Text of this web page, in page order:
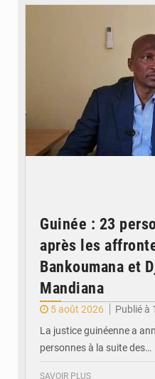
Guinée : 23
après les
Bankoumana et
Mandiana
5 août 2026
Publié à
La justice guinéenne a
personnes à la suite des…
SAVOIR PLUS